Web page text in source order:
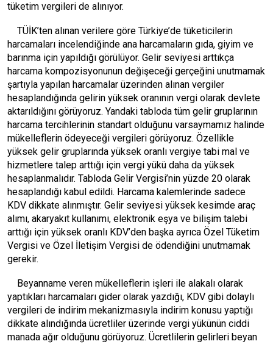
tüketim vergileri de alınıyor.
TÜİK’ten alınan verilere göre Türkiye’de tüketicilerin
harcamaları incelendiğinde ana harcamaların gıda, giyim ve
barınma için yapıldığı görülüyor. Gelir seviyesi arttıkça
harcama kompozisyonunun değişeceği gerçeğini unutmamak
şartıyla yapılan harcamalar üzerinden alınan vergiler
hesaplandığında gelirin yüksek oranının vergi olarak devlete
aktarıldığını görüyoruz. Yandaki tabloda tüm gelir gruplarının
harcama tercihlerinin standart olduğunu varsaymamız halinde
mükelleflerin ödeyeceği vergileri görüyoruz. Özellikle
yüksek gelir gruplarında yüksek oranlı vergiye tabi mal ve
hizmetlere talep arttığı için vergi yükü daha da yüksek
hesaplanmalıdır. Tabloda Gelir Vergisi’nin yüzde 20 olarak
hesaplandığı kabul edildi. Harcama kalemlerinde sadece
KDV dikkate alınmıştır. Gelir seviyesi yüksek kesimde araç
alımı, akaryakıt kullanımı, elektronik eşya ve bilişim talebi
arttığı için yüksek oranlı KDV’den başka ayrıca Özel Tüketim
Vergisi ve Özel İletişim Vergisi de ödendiğini unutmamak
gerekir.
Beyanname veren mükelleflerin işleri ile alakalı olarak
yaptıkları harcamaları gider olarak yazdığı, KDV gibi dolaylı
vergileri de indirim mekanizmasıyla indirim konusu yaptığı
dikkate alındığında ücretliler üzerinde vergi yükünün ciddi
manada ağır olduğunu görüyoruz. Ücretlilerin gelirleri beyan